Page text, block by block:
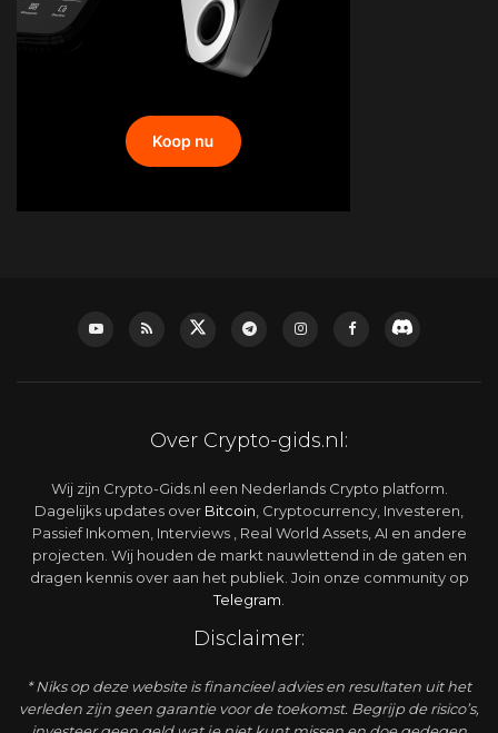
Over Crypto-gids.nl:
Wij zijn Crypto-Gids.nl een Nederlands Crypto platform.
Dagelijks updates over Bitcoin , Cryptocurrency, Investeren,
Passief Inkomen, Interviews , Real World Assets, AI en andere
projecten. Wij houden de markt nauwlettend in de gaten en
dragen kennis over aan het publiek. Join onze community op
Telegram
Disclaimer:
* Niks op deze website is financieel advies en resultaten uit het
verleden zijn geen garantie voor de toekomst. Begrijp de risico’s,